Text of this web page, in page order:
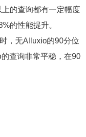
的查询都有一定幅度
的性能提升。
，无Alluxio的90分位
查询非常平稳，在90